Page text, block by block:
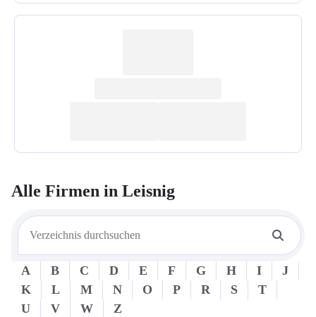
Alle Firmen in Leisnig
A B C D E F G H I
J
K
L M N O P R S
T
U
V W Z